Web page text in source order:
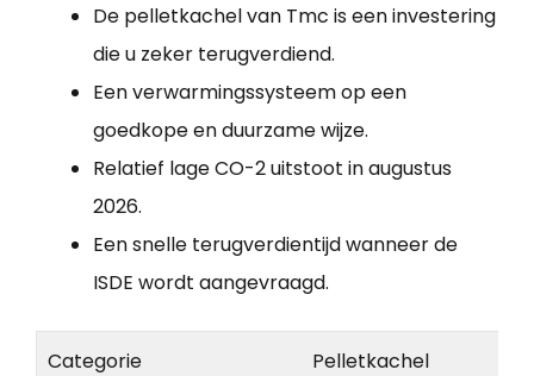
De pelletkachel van Tmc is een investering
die u zeker terugverdiend.
Een verwarmingssysteem op een
goedkope en duurzame wijze.
Relatief lage CO-2 uitstoot in augustus
2026.
Een snelle terugverdientijd wanneer de
ISDE wordt aangevraagd.
Categorie Pelletkachel